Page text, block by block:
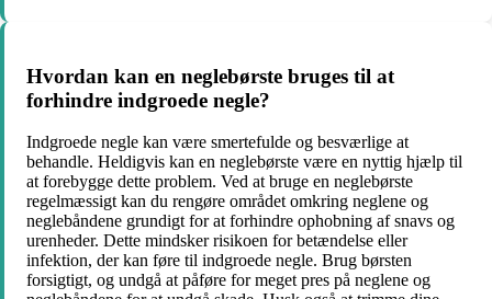
Hvordan kan en neglebørste bruges til at
forhindre indgroede negle?
Indgroede negle kan være smertefulde og besværlige at
behandle. Heldigvis kan en neglebørste være en nyttig hjælp til
at forebygge dette problem. Ved at bruge en neglebørste
regelmæssigt kan du rengøre området omkring neglene og
neglebåndene grundigt for at forhindre ophobning af snavs og
urenheder. Dette mindsker risikoen for betændelse eller
infektion, der kan føre til indgroede negle. Brug børsten
forsigtigt, og undgå at påføre for meget pres på neglene og